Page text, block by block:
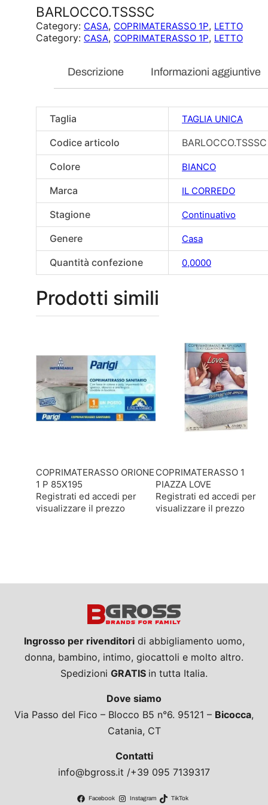
BARLOCCO.TSSSC
Category: CASA, COPRIMATERASSO 1P, LETTO
Category: CASA, COPRIMATERASSO 1P, LETTO
Descrizione Informazioni aggiuntive
Taglia TAGLIA UNICA
Codice articolo
BARLOCCO.TSSSC
Colore
BIANCO
Marca IL CORREDO
Stagione Continuativo
Genere Casa
Quantità confezione 0,0000
Prodotti simili
COPRIMATERASSO ORIONE
1 P 85X195
Registrati ed accedi per
visualizzare il prezzo
COPRIMATERASSO 1
PIAZZA LOVE
Registrati ed accedi per
visualizzare il prezzo
Ingrosso per rivenditoridi abbigliamento uomo,
donna, bambino, intimo, giocattoli e molto altro.
Spedizioni GRATIS in tutta Italia.
Dove siamo
Via Passo del Fico – Blocco B5 n°6. 95121 – Bicocca,
Catania, CT
Contatti
info@bgross.it /+39 095 7139317
Facebook Instagram TikTok